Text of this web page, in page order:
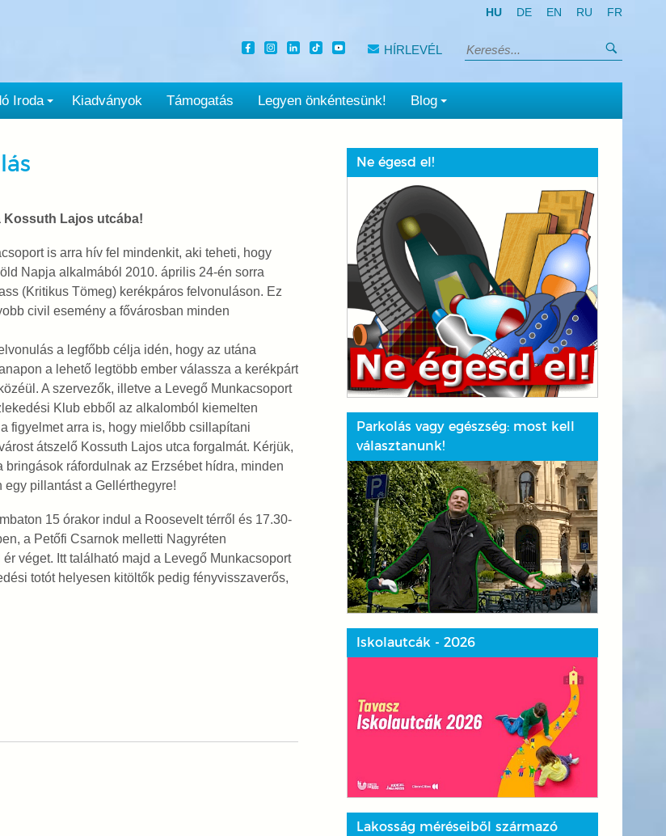
HU DE EN RU FR
HÍRLEVÉL Keresés:
Iroda Kiadványok Támogatás Legyen önkéntesünk! Blog
Kossuth Lajos utcába!
is arra hív fel mindenkit, aki teheti, hogy
Napja alkalmából 2010. április 24-én sorra
(Kritikus Tömeg) kerékpáros felvonuláson. Ez
civil esemény a fővárosban minden
a legfőbb célja idén, hogy az utána
a lehető legtöbb ember válassza a kerékpárt
A szervezők, illetve a Levegő Munkacsoport
Klub ebből az alkalomból kiemelten
figyelmet arra is, hogy mielőbb csillapítani
átszelő Kossuth Lajos utca forgalmát. Kérjük,
bringások ráfordulnak az Erzsébet hídra, minden
egy pillantást a Gellérthegyre!
15 órakor indul a Roosevelt térről és 17.30-
a Petőfi Csarnok melletti Nagyréten
véget. Itt található majd a Levegő Munkacsoport
totót helyesen kitöltők pedig fényvisszaverős,
Ne égesd el!
Parkolás vagy egészség: most kell
választanunk!
Iskolautcák - 2026
Lakosság méréseiből származó